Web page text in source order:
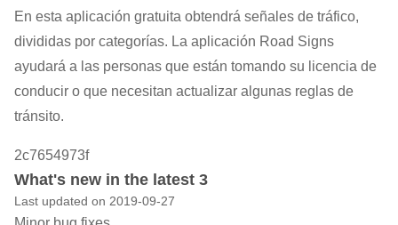
En esta aplicación gratuita obtendrá señales de tráfico,
divididas por categorías. La aplicación Road Signs
ayudará a las personas que están tomando su licencia de
conducir o que necesitan actualizar algunas reglas de
tránsito.
2c7654973f
What's new in the latest 3
Last updated on 2019-09-27